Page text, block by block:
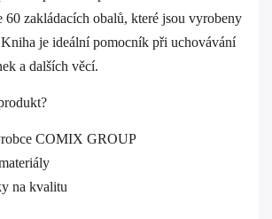
60 zakládacích obalů, které jsou vyrobeny
je ideální pomocník při uchovávání
a dalších věcí.
COMIX GROUP
na kvalitu